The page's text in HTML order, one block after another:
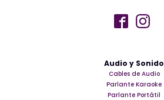
Audio y Sonido
Cables de Audio
Parlante Karaoke
Parlante Portátil